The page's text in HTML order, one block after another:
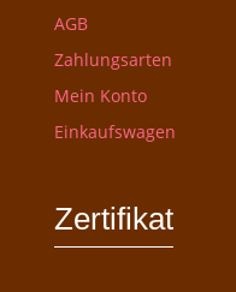
AGB
Zahlungsarten
Mein Konto
Einkaufswagen
Zertifikat